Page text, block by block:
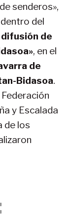
senderos»,
del
de
, en el
de
Bidasoa.
y Escalada
de los